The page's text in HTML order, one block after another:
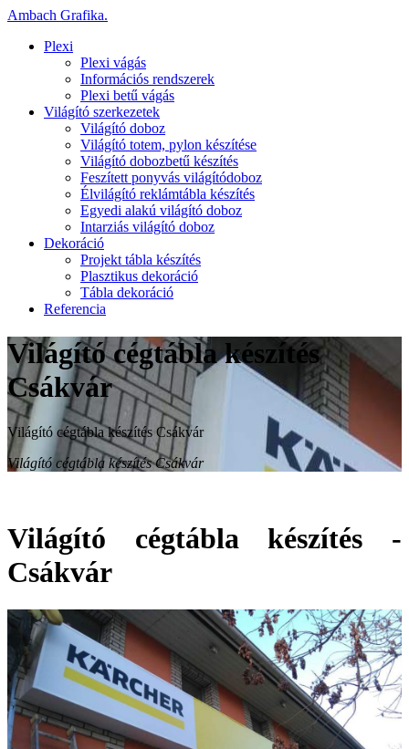
Ambach Grafika.
Plexi
Plexi vágás
Információs rendszerek
Plexi betű vágás
Világító szerkezetek
Világító doboz
Világító totem, pylon készítése
Világító dobozbetű készítés
Feszített ponyvás világítódoboz
Élvilágító reklámtábla készítés
Egyedi alakú világító doboz
Intarziás világító doboz
Dekoráció
Projekt tábla készítés
Plasztikus dekoráció
Tábla dekoráció
Referencia
Világító cégtábla készítés
Csákvár
Világító cégtábla készítés Csákvár
Világító cégtábla készítés Csákvár
Világító cégtábla készítés -
Csákvár